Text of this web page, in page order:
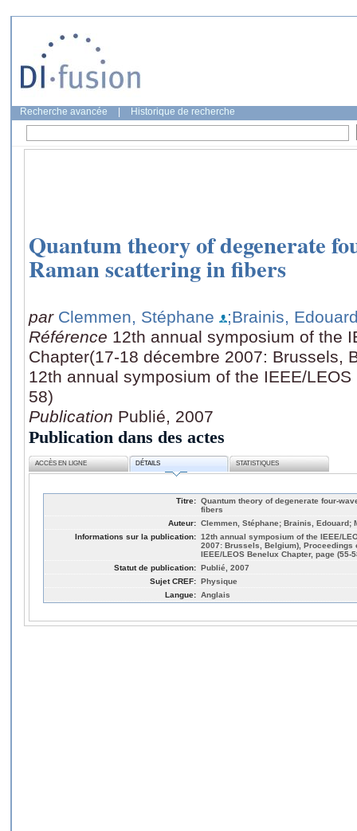
Recherche avancée Historique de recherche
Quantum theory of degenerate
Raman scattering in fibers
par Clemmen, Stéphane
;Brainis,
Référence 12th annual symposium of the
Chapter(17-18 décembre 2007: Brussels,
12th annual symposium of the IEEE/
58)
Publication Publié, 2007
Publication dans des actes
ACCÈS EN LIGNE DÉTAILS STATISTIQUES
Titre: Quantum theory of degenerate four-
fibers
Auteur: Clemmen, Stéphane; Brainis, Edouard;
Informations sur la publication: 12th annual symposium of the IEEE/
2007: Brussels, Belgium), Proceedings
IEEE/LEOS Benelux Chapter, page (55-
Statut de publication: Publié, 2007
Sujet CREF: Physique
Langue: Anglais